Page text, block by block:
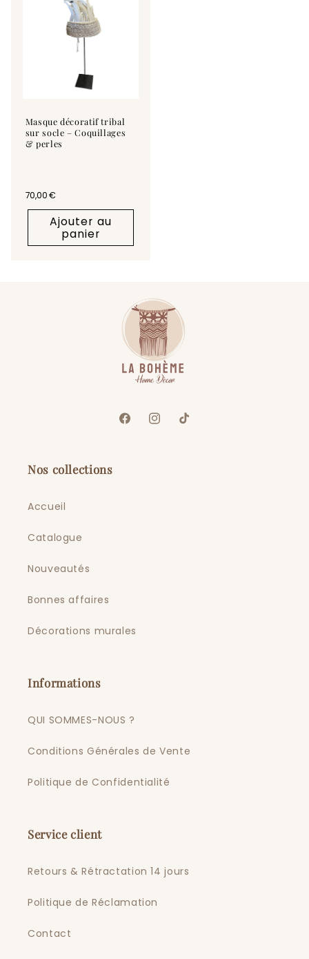
Masque décoratif tribal
sur socle – Coquillages
& perles
Prix habituel
70,00 €
Ajouter au
panier
FacebookInstagram
TikTok
Nos collections
Accueil
Catalogue
Nouveautés
Bonnes affaires
Décorations murales
Informations
QUI SOMMES-NOUS ?
Conditions Générales de Vente
Politique de Confidentialité
Service client
Retours & Rétractation 14 jours
Politique de Réclamation
Contact